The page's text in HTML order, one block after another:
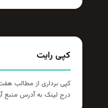
کپی رایت
کپی برداری از مطالب
درج لینک به آدرس منبع